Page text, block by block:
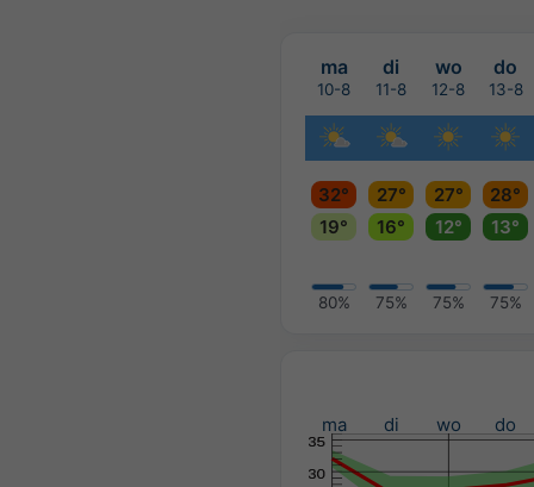
ma di wo do
10-8 11-8 12-8 13-8
32° 27° 27°
28°
19°
16° 12° 13°
80% 75% 75% 75%
ma di wo do